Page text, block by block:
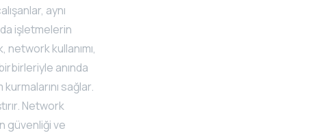
aynı
işletmelerin
network kullanımı,
anında
sağlar.
Network
güvenliği ve